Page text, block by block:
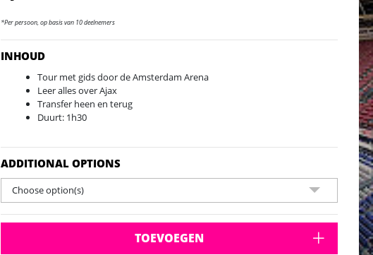
*Per persoon, op basis van 10 deelnemers
INHOUD
Tour met gids door de Amsterdam Arena
Leer alles over Ajax
Transfer heen en terug
Duurt: 1h30
ADDITIONAL OPTIONS
Choose option(s)
TOEVOEGEN